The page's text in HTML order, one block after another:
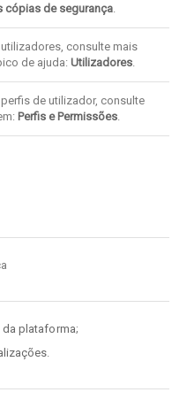
cópias de segurança.
consulte mais
de ajuda: Utilizadores.
de utilizador, consulte
Perfis e Permissões.
plataforma;
.